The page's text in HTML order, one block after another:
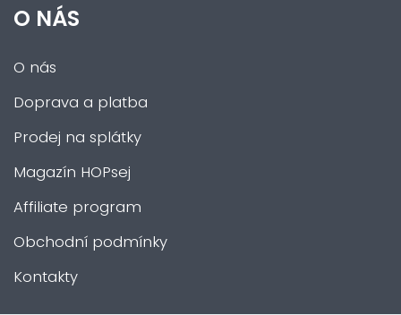
O NÁS
O nás
Doprava a platba
Prodej na splátky
Magazín HOPsej
Affiliate program
Obchodní podmínky
Kontakty